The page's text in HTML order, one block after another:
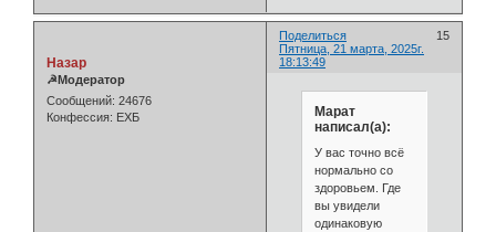
Поделиться
15
Пятница, 21 марта, 2025г.
18:13:49
Назар
☭Модератор
Сообщений: 24676
Конфессия: ЕХБ
Марат
написал(а):
У вас точно всё
нормально со
здоровьем. Где
вы увидели
одинаковую